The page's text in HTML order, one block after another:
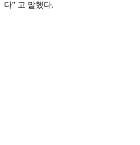
다" 고 말했다.